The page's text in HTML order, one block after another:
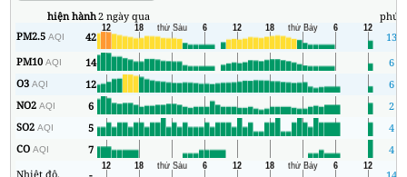
hiện hành2 ngày qua phút
PM2.5AQI 42
13
PM10AQI 14
6
O3AQI 12
6
NO2AQI 6
2
SO2AQI 5
4
COAQI 7
4
Nhiệt độ.